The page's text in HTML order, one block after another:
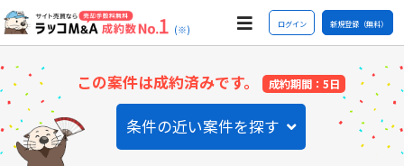
(※) ログイン 新規登録（無料）
この案件は成約済みです。 成約期間：5日
条件の近い案件を探す